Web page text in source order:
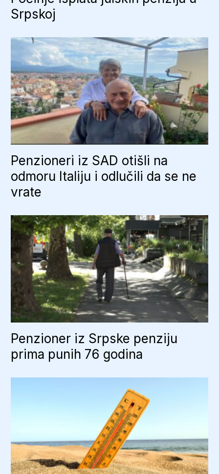
Srpskoj
Penzioneri iz SAD otišli na
odmoru Italiju i odlučili da se ne
vrate
Penzioner iz Srpske penziju
prima punih 76 godina